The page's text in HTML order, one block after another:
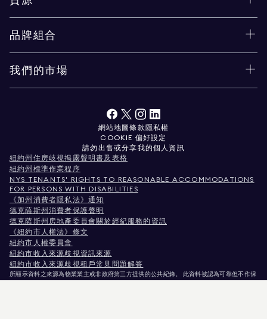
品牌組合
我們的市場
網站地圖條款 隱私權
COOKIE 偏好設定
請勿出售或分享我的個人資訊
紐約州住房歧視揭露聲明書及表格
紐約州標準作業程序
NYS TENANTS' RIGHTS TO REASONABLE ACCOMMODATIONS
FOR PERSONS WITH DISABILITIES
《加州消費者隱私法》通知
德克薩斯州消費者保護聲明
德克薩斯州房地產委員會關於經紀服務的資訊
《紐約市人權法》條文
紐約市人權委員會
紐約市收入來源歧視資訊來源
紐約市收入來源歧視租戶常見問題解答
所顯示資料之來源為物業業主或非政府第三方提供的公共紀錄。 此資料被認為可靠但不作保